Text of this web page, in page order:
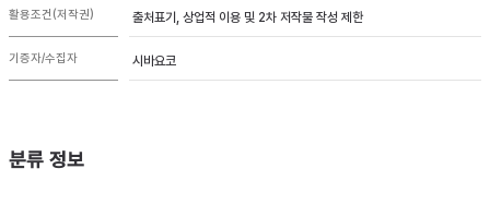
활용조건(저작권) 출처표기, 상업적 이용 및 2차 저작물 작성 제한
기증자/수집자 시바요코
분류 정보